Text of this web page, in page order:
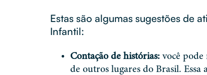
Estas são algumas sugestões de
Infantil:
Contação de histórias: você
de outros lugares do Brasil. Essa